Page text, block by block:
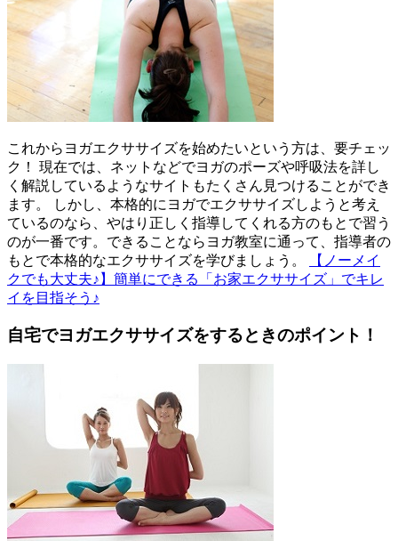
これからヨガエクササイズを始めたいという方は、要チェッ
ク！ 現在では、ネットなどでヨガのポーズや呼吸法を詳し
く解説しているようなサイトもたくさん見つけることができ
ます。 しかし、本格的にヨガでエクササイズしようと考え
ているのなら、やはり正しく指導してくれる方のもとで習う
のが一番です。できることならヨガ教室に通って、指導者の
もとで本格的なエクササイズを学びましょう。
【ノーメイ
クでも大丈夫♪】簡単にできる「お家エクササイズ」でキレ
イを目指そう♪
自宅でヨガエクササイズをするときのポイント！